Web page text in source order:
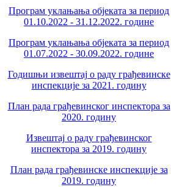
Програм уклањања објеката за период
01.10.2022 - 31.12.2022. године
Програм уклањања објеката за период
01.07.2022 - 30.09.2022. године
Годишњи извештај о раду грађевинске
инспекције за 2021. годину
План рада грађевинског инспектора за
2020. годину
Извештај о раду грађевинског
инспектора за 2019. годину
План рада грађевинске инспекције за
2019. годину